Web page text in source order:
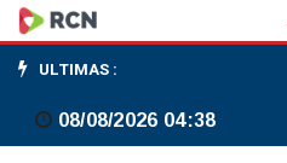
IPCA
sobe
0,33%
ULTIMAS :
08/08/2026 04:38